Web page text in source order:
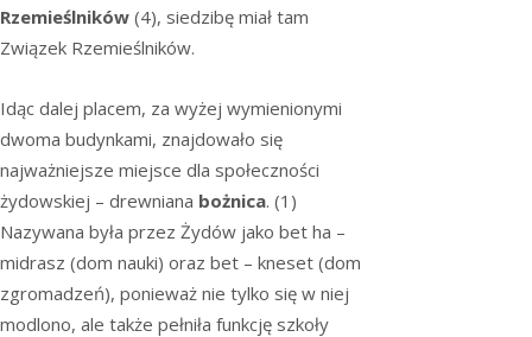
Rzemieślników (4), siedzibę miał tam
Związek Rzemieślników.
Idąc dalej placem, za wyżej wymienionymi
dwoma budynkami, znajdowało się
najważniejsze miejsce dla społeczności
żydowskiej – drewniana bożnica. (1)
Nazywana była przez Żydów jako bet ha –
midrasz (dom nauki) oraz bet – kneset (dom
zgromadzeń), ponieważ nie tylko się w niej
modlono, ale także pełniła funkcję szkoły